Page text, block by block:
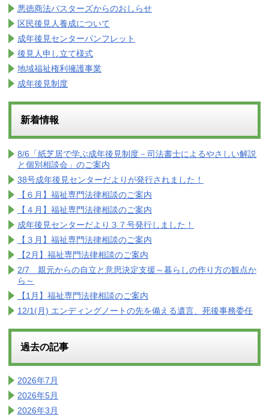
悪徳商法バスターズからのおしらせ
区民後見人養成について
成年後見センターパンフレット
後見人申し立て様式
地域福祉権利擁護事業
成年後見制度
新着情報
8/6「紙芝居で学ぶ成年後見制度－司法書士によるやさしい解説
と個別相談会」のご案内
38号成年後見センターだよりが発行されました！
【６月】福祉専門法律相談のご案内
【４月】福祉専門法律相談のご案内
成年後見センターだより３７号発行しました！
【３月】福祉専門法律相談のご案内
【2月】福祉専門法律相談のご案内
2/7 親元からの自立と意思決定支援～暮らしの作り方の観点か
ら～
【1月】福祉専門法律相談のご案内
12/1(月) エンディングノートの先を備える遺言、死後事務委任
過去の記事
2026年7月
2026年5月
2026年3月